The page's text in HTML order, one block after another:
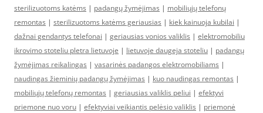
sterilizuotoms katėms | padangų žymėjimas | mobiliųjų telefonų
remontas | sterilizuotoms katėms geriausias | kiek kainuoja kubilai |
dažnai gendantys telefonai | geriausias vonios valiklis | elektromobiliu
ikrovimo stoteliu pletra lietuvoje | lietuvoje daugeja stoteliu | padangų
žymėjimas reikalingas | vasarinės padangos elektromobiliams |
naudingas žieminių padangų žymėjimas | kuo naudingas remontas |
mobiliųjų telefonų remontas | geriausias valiklis peliui | efektyvi
priemone nuo voru | efektyviai veikiantis pelėsio valiklis | priemonė